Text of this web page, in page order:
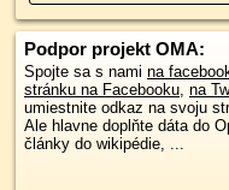
Podpor projekt OMA:
Spojte sa s nami na
stránku na Facebooku, na
umiestnite odkaz na svoju
Ale hlavne doplňte dáta do
články do wikipédie, ...